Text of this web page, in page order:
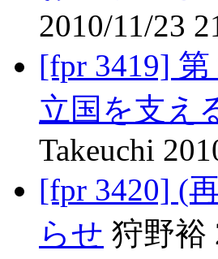
2010/11/23
[fpr 3419]
立国を支え
Takeuchi
[fpr 3420] (
らせ 狩野裕